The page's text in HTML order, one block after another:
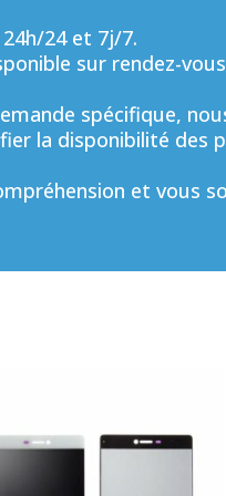
24 et 7j/7.
sur rendez-
spécifique,
la disponibilité des
et vous